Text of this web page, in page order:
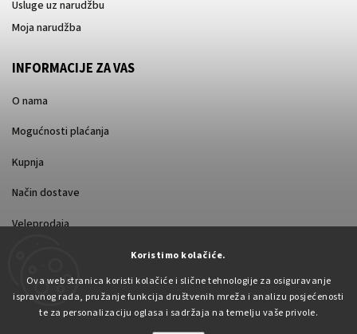
Koristimo kolačiće.
Ova web stranica koristi kolačiće i slične tehnologije za osiguravanje
ispravnog rada, pružanje funkcija društvenih mreža i analizu posjećenosti
te za personalizaciju oglasa i sadržaja na temelju vaše privole.
Usluge uz narudžbu
Moja narudžba
INFORMACIJE ZA VAS
O nama
Mogućnosti plaćanja
Kupnja
Način dostave
Veleprodaja